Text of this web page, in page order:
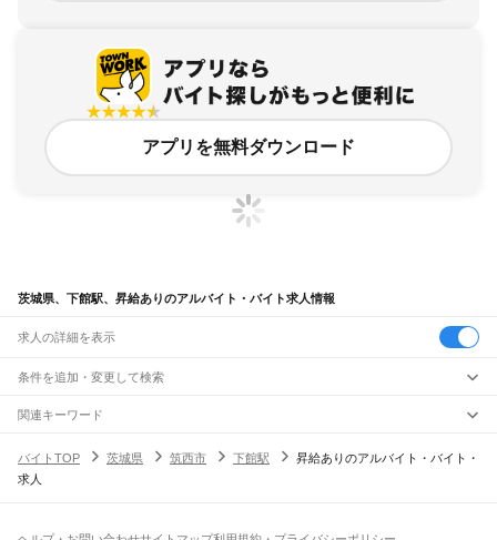
アプリを無料ダウンロード
茨城県、下館駅、昇給ありのアルバイト・バイト求人情報
求人の詳細を表示
条件を追加・変更して検索
市区町村を追加・変更
茨城県すべて
行方市鉾田市つくばみらい市小美玉市東茨城郡 那珂郡久慈郡稲敷郡
駅を追加・変更
職種を追加・変更
飲食・フードサービスすべて
関連キーワード
バイトTOP
茨城県 筑西市 下館駅
昇給ありのアルバイト・バイト・
求人